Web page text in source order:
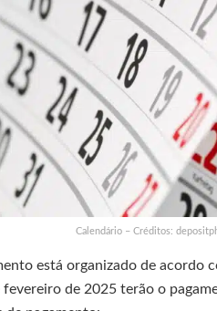
Calendário – Créditos:
está organizado de acordo
de 2025 terão o